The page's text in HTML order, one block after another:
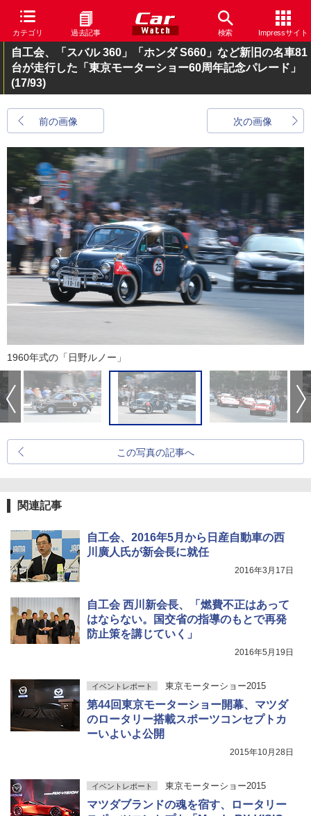
カテゴリ 過去記事 検索 Impressサイト
自工会、「スバル 360」「ホンダ S660」など新旧の名車81
台が走行した「東京モーターショー60周年記念パレード」
(17/93)
前の画像 次の画像
1960年式の「日野ルノー」
この写真の記事へ
関連記事
自工会、2016年5月から日産自動車の西
川廣人氏が新会長に就任
2016年3月17日
自工会 西川新会長、「燃費不正はあって
はならない。国交省の指導のもとで再発
防止策を講じていく」
2016年5月19日
イベントレポート 東京モーターショー2015
第44回東京モーターショー開幕、マツダ
のロータリー搭載スポーツコンセプトカ
ーいよいよ公開
2015年10月28日
イベントレポート 東京モーターショー2015
マツダブランドの魂を宿す、ロータリー